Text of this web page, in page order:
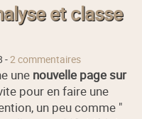
et classe
-2 commentaires
une nouvelle page sur
pour en faire une
un peu comme "